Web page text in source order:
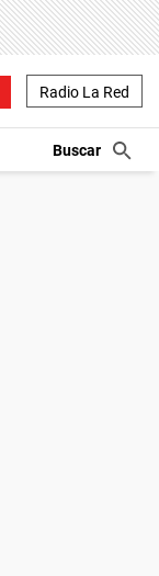
Radio La Red